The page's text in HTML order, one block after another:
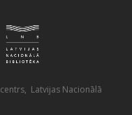
Latvijas Nacionālā